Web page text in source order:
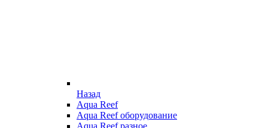
Назад
Aqua Reef
Aqua Reef оборудование
Aqua Reef разное